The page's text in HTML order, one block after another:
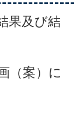
果及び結
（案）に